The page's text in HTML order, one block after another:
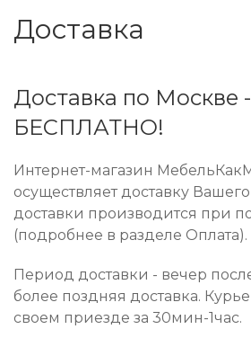
Доставка
Доставка по Москве -
БЕСПЛАТНО!
Интернет-магазин
осуществляет доставку Вашего
доставки производится при
(подробнее в разделе Оплата).
Период доставки - вечер
более поздняя доставка.
своем приезде за 30мин-1час.